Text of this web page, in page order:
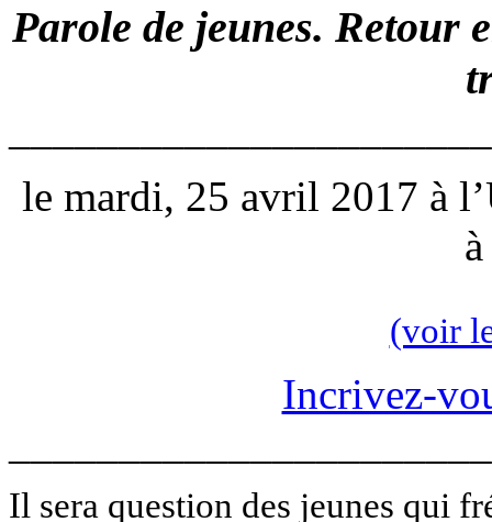
Parole de jeunes. Retour
le mardi, 25 avril 2017 à
(voir
Incrivez-
Il sera question des jeunes qui